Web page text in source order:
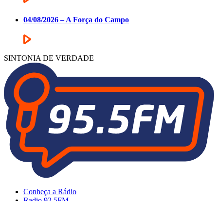
04/08/2026 – A Força do Campo
SINTONIA DE VERDADE
Conheça a Rádio